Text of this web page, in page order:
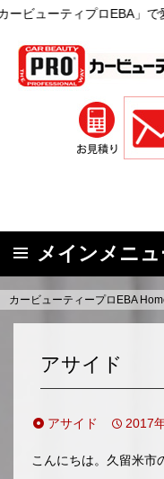
プロEBA」で愛車にワンラ
メインメニュ
コカービューティープロEBA
アサイド
アサイド 2017
こんにちは。久留米市